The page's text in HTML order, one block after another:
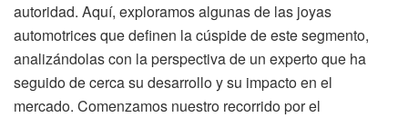
autoridad. Aquí, exploramos algunas de las joyas
automotrices que definen la cúspide de este segmento,
analizándolas con la perspectiva de un experto que ha
seguido de cerca su desarrollo y su impacto en el
mercado. Comenzamos nuestro recorrido por el